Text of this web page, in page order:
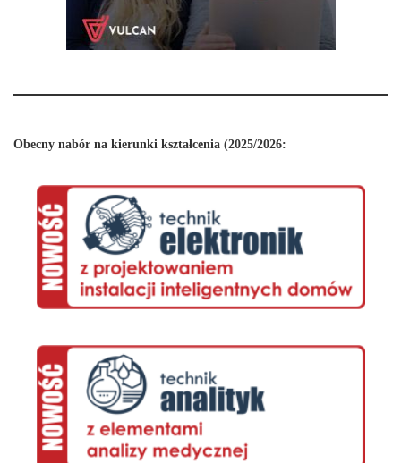
Obecny nabór na kierunki kształcenia (2025/2026: